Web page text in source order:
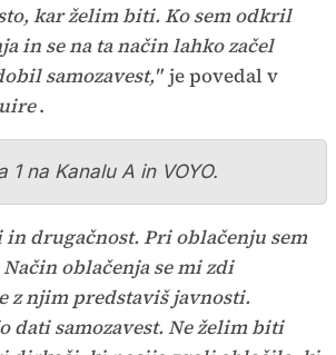
kar želim biti. Ko sem odkril
in se na ta način lahko začel
samozavest," je povedal v
.
1 na Kanalu A in VOYO.
in drugačnost. Pri oblačenju sem
oblačenja se mi zdi
z njim predstaviš javnosti.
dati samozavest. Ne želim biti